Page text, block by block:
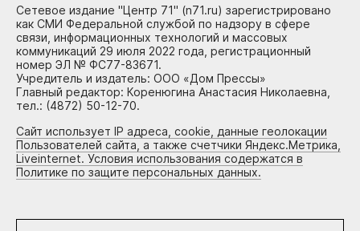
Сетевое издание "Центр 71" (n71.ru) зарегистрировано
как СМИ Федеральной службой по надзору в сфере
связи, информационных технологий и массовых
коммуникаций 29 июля 2022 года, регистрационный
номер ЭЛ № ФС77-83671.
Учредитель и издатель: ООО «Дом Прессы»
Главный редактор: Коренюгина Анастасия Николаевна,
тел.: (4872) 50-12-70.
Сайт использует IP адреса, cookie, данные геолокации
Пользователей сайта, а также счетчики Яндекс.Метрика,
Liveinternet. Условия использования содержатся в
Политике по защите персональных данных.